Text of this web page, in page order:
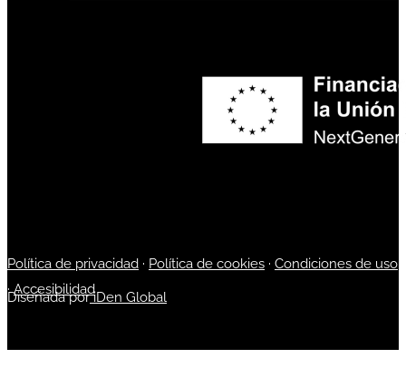
Política de privacidad · Política de cookies · Condiciones de uso
·Accesibilidad
Diseñada poriDen Global